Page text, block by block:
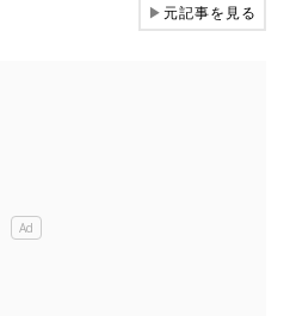
▶元記事を見る